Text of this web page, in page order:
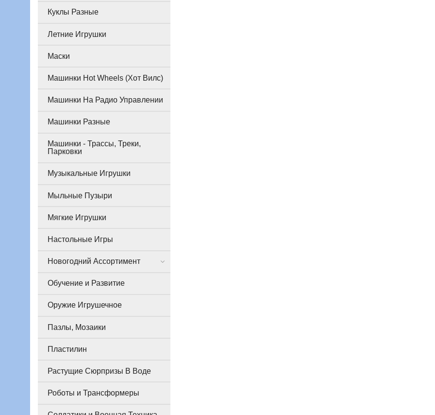
Куклы Разные
Летние Игрушки
Маски
Машинки Hot Wheels (Хот Вилс)
Машинки На Радио Управлении
Машинки Разные
Машинки - Трассы, Треки,
Парковки
Музыкальные Игрушки
Мыльные Пузыри
Мягкие Игрушки
Настольные Игры
Новогодний Ассортимент
Обучение и Развитие
Оружие Игрушечное
Пазлы, Мозаики
Пластилин
Растущие Сюрпризы В Воде
Роботы и Трансформеры